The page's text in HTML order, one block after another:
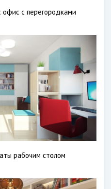
с перегородками
рабочим столом